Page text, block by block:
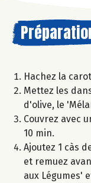
Hachez la
Mettez les
d'olive, le
Couvrez avec
10 min.
Ajoutez 1 càs
et remuez
aux Légumes'